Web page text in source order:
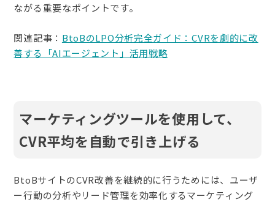
ながる重要なポイントです。
関連記事： BtoBのLPO分析完全ガイド：CVRを劇的に改
善する「AIエージェント」活用戦略
マーケティングツールを使用して、
CVR平均を自動で引き上げる
BtoBサイトのCVR改善を継続的に行うためには、ユーザ
ー行動の分析やリード管理を効率化するマーケティング